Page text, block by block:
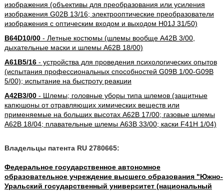
изображения (объективы для преобразования или усиления
изображения G02B 13/16; электрооптические преобразователи
изображения с оптическим входом и выходом H01J 31/50)
B64D10/00- Летные костюмы (шлемы вообще A42B 3/00,
дыхательные маски и шлемы A62B 18/00)
A61B5/16- устройства для проведения психологических опытов
(испытания профессиональных способностей G09B 1/00-G09B
5/00); испытание на быстроту реакции
A42B3/00- Шлемы; головные уборы типа шлемов (защитные
капюшоны от отравляющих химических веществ или
применяемые на больших высотах A62B 17/00; газовые шлемы
A62B 18/04; плавательные шлемы A63B 33/00; каски F41H 1/04)
Владельцы патента RU 2780665:
Федеральное государственное автономное
образовательное учреждение высшего образования "Южно-
Уральский государственный университет (национальный